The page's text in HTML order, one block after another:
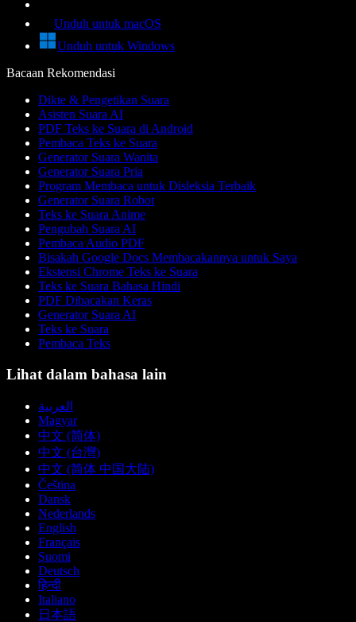
Unduh untuk macOS
Unduh untuk Windows
Bacaan Rekomendasi
Dikte & Pengetikan Suara
Asisten Suara AI
PDF Teks ke Suara di Android
Pembaca Teks ke Suara
Generator Suara Wanita
Generator Suara Pria
Program Membaca untuk Disleksia Terbaik
Generator Suara Robot
Teks ke Suara Anime
Pengubah Suara AI
Pembaca Audio PDF
Bisakah Google Docs Membacakannya untuk Saya
Ekstensi Chrome Teks ke Suara
Teks ke Suara Bahasa Hindi
PDF Dibacakan Keras
Generator Suara AI
Teks ke Suara
Pembaca Teks
Lihat dalam bahasa lain
العربية
Magyar
中文 (简体)
中文 (台灣)
中文 (简体 中国大陆)
Čeština
Dansk
Nederlands
English
Français
Suomi
Deutsch
हिन्दी
Italiano
日本語